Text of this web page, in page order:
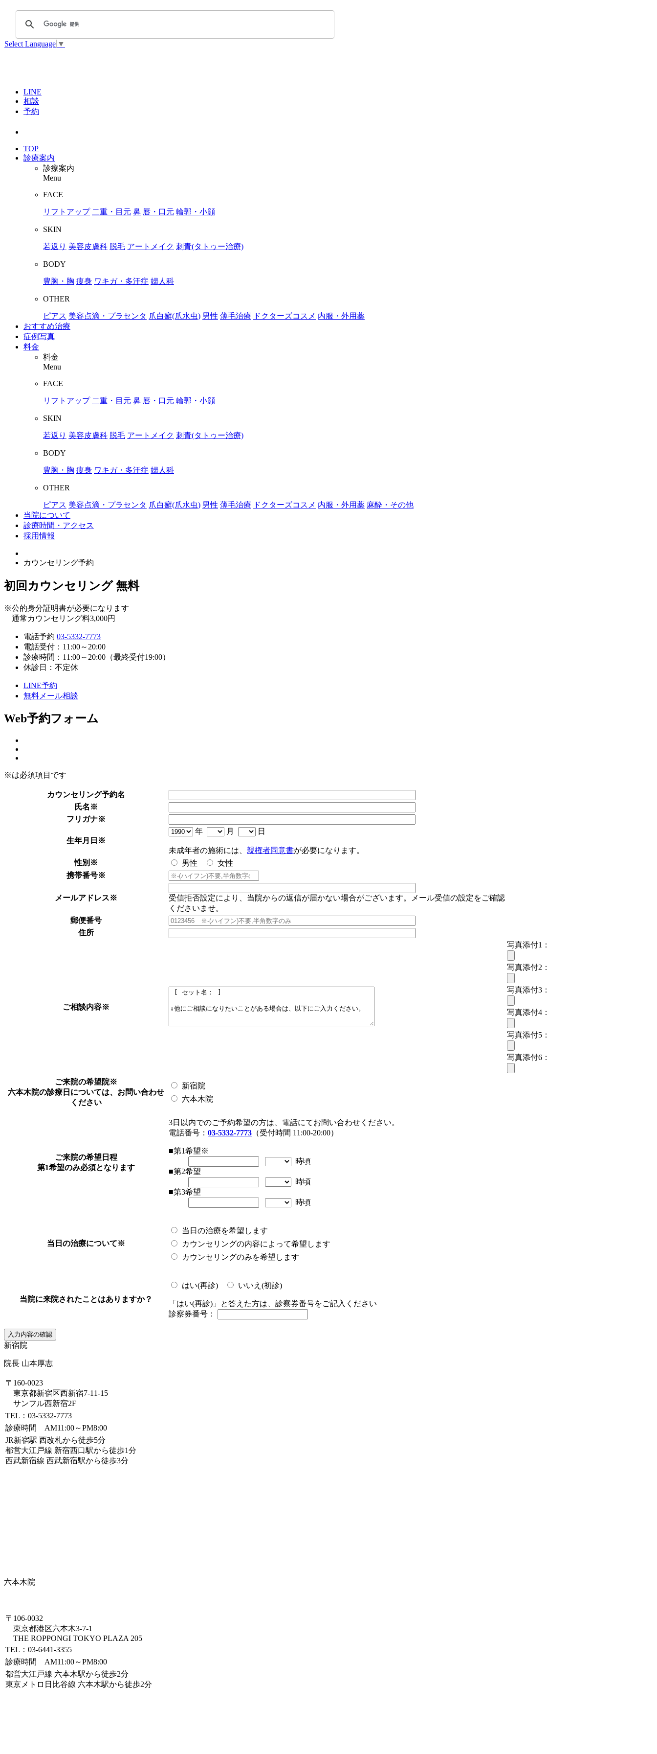
Select Language ▼
LINE
相談
予約
TOP
診療案内
診療案内
Menu
FACE
リフトアップ 二重・目元 鼻 唇・口元 輪郭・小顔
SKIN
若返り 美容皮膚科 脱毛 アートメイク 刺青(タトゥー治療)
BODY
豊胸・胸 痩身 ワキガ・多汗症 婦人科
OTHER
ピアス 美容点滴・プラセンタ 爪白癬(爪水虫) 男性 薄毛治療 ドクターズコスメ 内服・外用薬
おすすめ治療
症例写真
料金
料金
Menu
FACE
リフトアップ 二重・目元 鼻 唇・口元 輪郭・小顔
SKIN
若返り 美容皮膚科 脱毛 アートメイク 刺青(タトゥー治療)
BODY
豊胸・胸 痩身 ワキガ・多汗症 婦人科
OTHER
ピアス 美容点滴・プラセンタ 爪白癬(爪水虫) 男性 薄毛治療 ドクターズコスメ 内服・外用薬 麻酔・その他
当院について
診療時間・アクセス
採用情報
カウンセリング予約
初回カウンセリング無料
※公的身分証明書が必要になります
通常カウンセリング料3,000円
電話予約 03-5332-7773
電話受付：11:00～20:00
診療時間：11:00～20:00（最終受付19:00）
休診日：不定休
LINE予約
無料メール相談
Web予約フォーム
※は必須項目です
カウンセリング予約名
氏名 ※
フリガナ※
生年月日 ※
年 月 日
未成年者の施術には、 親権者同意書が必要になります。
性別 ※ 男性
女性
携帯番号※
メールアドレス※
受信拒否設定により、当院からの返信が届かない場合がございます。メール受信の設定をご確認
くださいませ。
郵便番号
住所
ご相談内容※
写真添付1：
写真添付2：
写真添付3：
写真添付4：
写真添付5：
写真添付6：
ご来院の希望院※
六本木院の診療日については、お問い合わせ
ください
新宿院
六本木院
ご来院の希望日程
第1希望のみ必須となります
3日以内でのご予約希望の方は、電話にてお問い合わせください。
電話番号： 03-5332-7773 （受付時間 11:00-20:00）
■第1希望※
時頃
■第2希望
時頃
■第3希望
時頃
当日の治療について※
当日の治療を希望します
カウンセリングの内容によって希望します
カウンセリングのみを希望します
当院に来院されたことはありますか？
はい(再診) いいえ(初診)
「はい(再診)」と答えた方は、診察券番号をご記入ください
診察券番号：
新宿院
院長 山本厚志
〒160-0023
東京都新宿区西新宿7-11-15
サンフル西新宿2F
TEL：03-5332-7773
診療時間 AM11:00～PM8:00
JR新宿駅 西改札から徒歩5分
都営大江戸線 新宿西口駅から徒歩1分
西武新宿線 西武新宿駅から徒歩3分
六本木院
〒106-0032
東京都港区六本木3-7-1
THE ROPPONGI TOKYO PLAZA 205
TEL：03-6441-3355
診療時間 AM11:00～PM8:00
都営大江戸線 六本木駅から徒歩2分
東京メトロ日比谷線 六本木駅から徒歩2分